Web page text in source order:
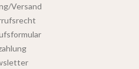
Versand